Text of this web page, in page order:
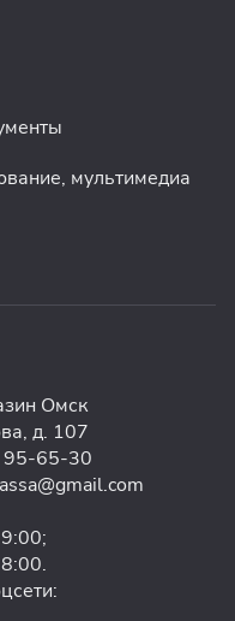
мультимедиа
Омск
д. 107
95-65-30